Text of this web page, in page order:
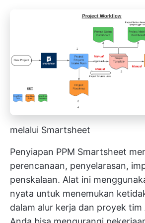
melalui Smartsheet
Penyiapan PPM Smartsheet
perencanaan, penyelarasan,
penskalaan. Alat ini
nyata untuk menemukan
dalam alur kerja dan proyek tim